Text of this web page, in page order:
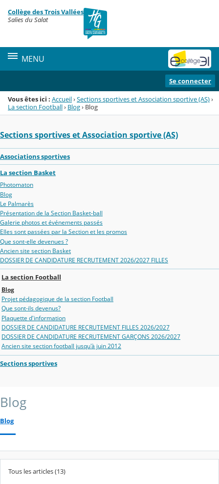
Menu de la rubrique
Contenu
Collège des Trois Vallées
Salies du Salat
MENU
Se connecter
Vous êtes ici : Accueil›Sections sportives et Association sportive (AS)›
La section Football› Blog› Blog
Sections sportives et Association sportive (AS)
Associations sportives
La section Basket
Photomaton
Blog
Le Palmarès
Présentation de la Section Basket-ball
Galerie photos et événements passés
Elles sont passées par la Section et les promos
Que sont-elle devenues ?
Ancien site section Basket
DOSSIER DE CANDIDATURE RECRUTEMENT 2026/2027 FILLES
La section Football
Blog
Projet pédagogique de la section Football
Que sont-ils devenus?
Plaquette d'information
DOSSIER DE CANDIDATURE RECRUTEMENT FILLES 2026/2027
DOSSIER DE CANDIDATURE RECRUTEMENT GARÇONS 2026/2027
Ancien site section football jusqu'à juin 2012
Sections sportives
Blog
Blog
Tous les articles (13)